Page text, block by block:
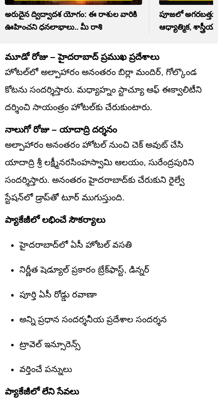
అరుదైన ద్విద్వాదశ యోగం: ఈ రాశుల వారికి
ఊహించని ధనలాభాలు.. మీ రాశి
పూజలో
ఆధ్యాత్మిక,
మూడో రోజు – హైదరాబాద్ ప్రముఖ ప్రదేశాలు
హోటల్‌లో అల్పాహారం అనంతరం బిర్లా మందిర్, గోల్కొండ
కోటను సందర్శిస్తారు. మధ్యాహ్నం స్టాచ్యూ ఆఫ్ ఈక్వాలిటీని
దర్శించి సాయంత్రం హోటల్‌కు చేరుకుంటారు.
నాలుగో రోజు – యాదాద్రి దర్శనం
అల్పాహారం అనంతరం హోటల్ నుంచి చెక్ అవుట్ చేసి
యాదాద్రి శ్రీ లక్ష్మీనరసింహస్వామి ఆలయం, సురేంద్రపురిని
సందర్శిస్తారు. అనంతరం హైదరాబాద్‌కు చేరుకుని రైల్వే
స్టేషన్‌లో డ్రాప్‌తో టూర్ ముగుస్తుంది.
ప్యాకేజీలో లభించే సౌకర్యాలు
హైదరాబాద్‌లో ఏసీ హోటల్ వసతి
నిర్ణీత షెడ్యూల్ ప్రకారం బ్రేక్‌ఫాస్ట్, డిన్నర్
పూర్తి ఏసీ రోడ్డు రవాణా
అన్ని ప్రధాన సందర్శనీయ ప్రదేశాల సందర్శన
ట్రావెల్ ఇన్సూరెన్స్
వర్తించే పన్నులు
ప్యాకేజీలో లేని సేవలు